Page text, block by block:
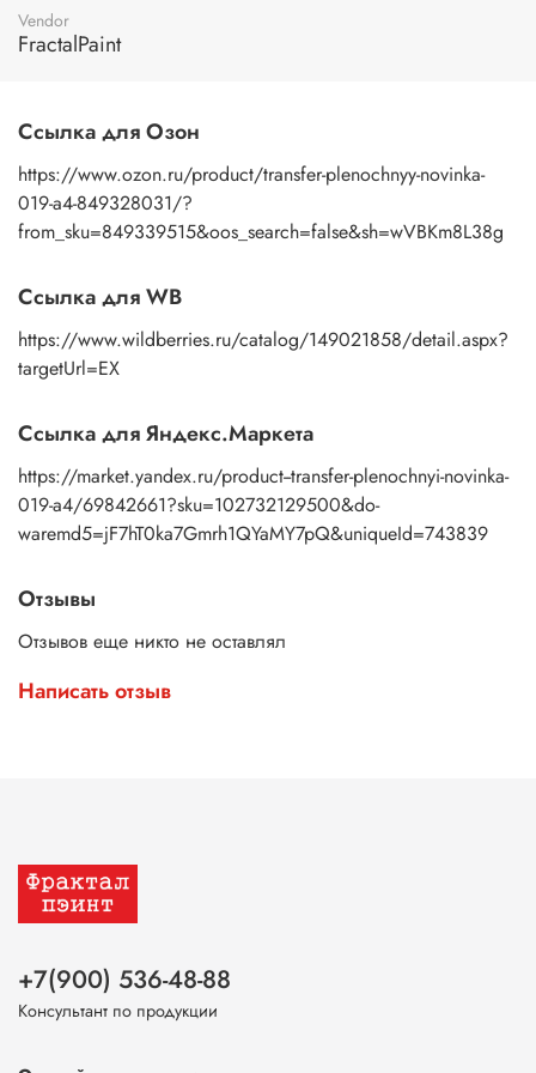
пальцами бумажную основу, сдвигаете ее на себя.
Рисунок остается на изделии. Сразу после нанесения
подойдет акриловый лак на водной основе, матовый,
глянцевый, полуглянцевый.
Vendor
FractalPaint
Ссылка для Озон
https://www.ozon.ru/product/transfer-plenochnyy-novinka-
019-a4-849328031/?
from_sku=849339515&oos_search=false&sh=wVBKm8L38g
Ссылка для WB
https://www.wildberries.ru/catalog/149021858/detail.aspx?
targetUrl=EX
Ссылка для Яндекс.Маркета
https://market.yandex.ru/product--transfer-plenochnyi-novinka-
019-a4/69842661?sku=102732129500&do-
waremd5=jF7hT0ka7Gmrh1QYaMY7pQ&uniqueId=743839
Отзывы
Отзывов еще никто не оставлял
Написать отзыв
+7(900) 536-48-88
Консультант по продукции